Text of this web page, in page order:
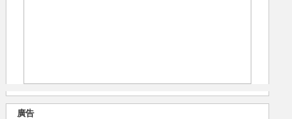
廣告